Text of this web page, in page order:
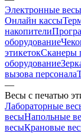
Электронные весы
Онлайн кассы
накопители
оборудование
этикетокСканеры
оборудование
вызова персонала
—
Весы с печатью
Лабораторные
весыНапольные
весыКрановые